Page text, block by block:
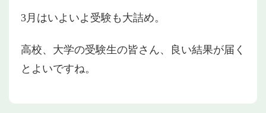
3月はいよいよ受験も大詰め。
高校、大学の受験生の皆さん、良い結果が届く
とよいですね。